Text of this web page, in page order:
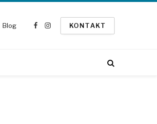
Blog
Facebook
Instagram
KONTAKT